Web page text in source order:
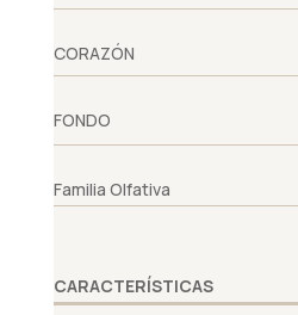
CORAZÓN
FONDO
Familia Olfativa
CARACTERÍSTICAS